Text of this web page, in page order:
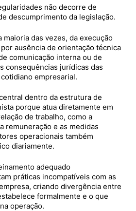
não decorre de
descumprimento da legislação.
maioria das vezes, da execução
ausência de orientação técnica
comunicação interna ou de
consequências jurídicas das
empresarial.
dentro da estrutura de
porque atua diretamente em
de trabalho, como a
remuneração e as medidas
operacionais também
diariamente.
adequado
práticas incompatíveis com as
criando divergência entre
formalmente e o que
operação.